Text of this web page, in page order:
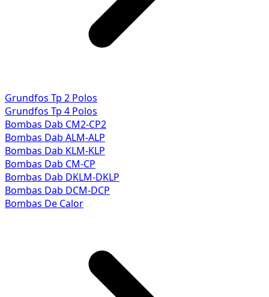
Grundfos Tp 2 Polos
Grundfos Tp 4 Polos
Bombas Dab CM2-CP2
Bombas Dab ALM-ALP
Bombas Dab KLM-KLP
Bombas Dab CM-CP
Bombas Dab DKLM-DKLP
Bombas Dab DCM-DCP
Bombas De Calor